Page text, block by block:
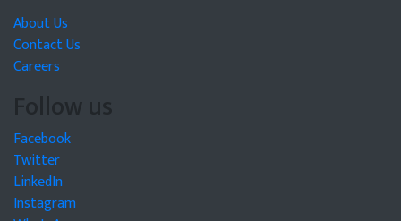
About Us
Contact Us
Careers
Follow us
Facebook
Twitter
LinkedIn
Instagram